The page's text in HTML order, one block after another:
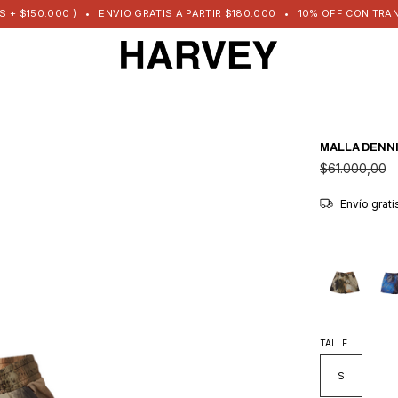
) • ENVIO GRATIS A PARTIR $180.000 • 10% OFF CON
MALLA
$61.000,00
Envío
TALLE
S